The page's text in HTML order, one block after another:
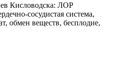
Кисловодска: ЛОР
сосудистая система,
обмен веществ, бесплодие,